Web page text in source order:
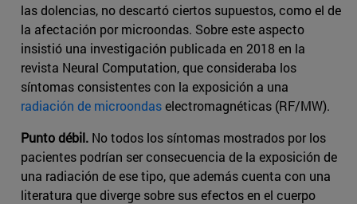
las dolencias, no descartó ciertos supuestos, como el de
la afectación por microondas. Sobre este aspecto
insistió una investigación publicada en 2018 en la
revista Neural Computation, que consideraba los
síntomas consistentes con la exposición a una
radiación de microondaselectromagnéticas (RF/MW).
Punto débil. No todos los síntomas mostrados por los
pacientes podrían ser consecuencia de la exposición de
una radiación de ese tipo, que además cuenta con una
literatura que diverge sobre sus efectos en el cuerpo